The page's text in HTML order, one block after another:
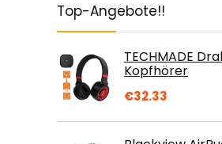
Top-Angebote!!
TECHMADE
Kopfhörer
€32.33